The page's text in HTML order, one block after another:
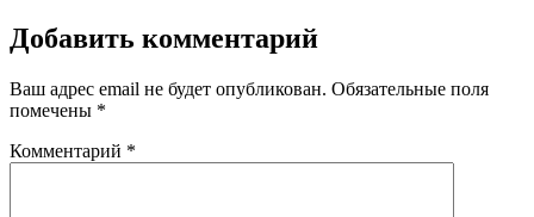
Добавить комментарий
Ваш адрес email не будет опубликован. Обязательные поля
помечены *
Комментарий *